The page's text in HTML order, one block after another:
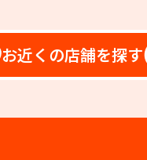
お近くの店舗を探す